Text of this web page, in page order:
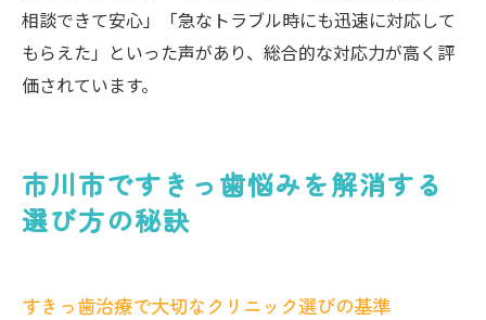
相談できて安心」「急なトラブル時にも迅速に対応して
もらえた」といった声があり、総合的な対応力が高く評
価されています。
市川市ですきっ歯悩みを解消する
選び方の秘訣
すきっ歯治療で大切なクリニック選びの基準